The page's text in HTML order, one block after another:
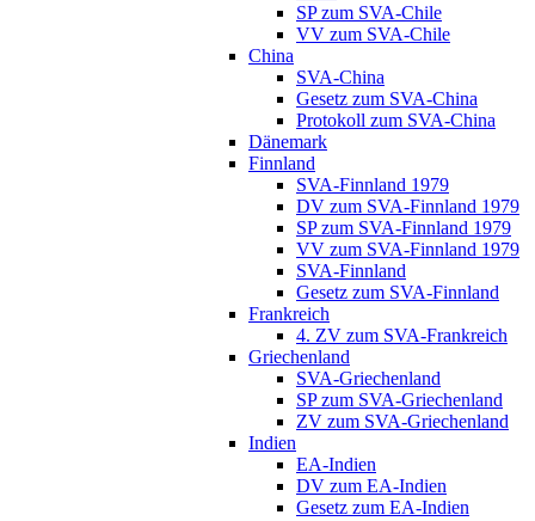
SP zum SVA-Chile
VV zum SVA-Chile
China
SVA-China
Gesetz zum SVA-China
Protokoll zum SVA-China
Dänemark
Finnland
SVA-Finnland 1979
DV zum SVA-Finnland 1979
SP zum SVA-Finnland 1979
VV zum SVA-Finnland 1979
SVA-Finnland
Gesetz zum SVA-Finnland
Frankreich
4. ZV zum SVA-Frankreich
Griechenland
SVA-Griechenland
SP zum SVA-Griechenland
ZV zum SVA-Griechenland
Indien
EA-Indien
DV zum EA-Indien
Gesetz zum EA-Indien